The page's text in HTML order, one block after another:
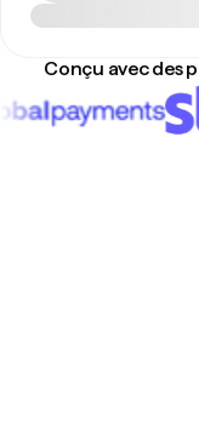
Conçu avec des